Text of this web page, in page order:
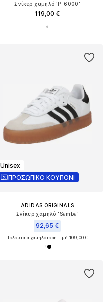
Σνίκερ χαμηλό 'P-6000'
119,00 €
Unisex
ΠΡΟΣΩΠΙΚΟ ΚΟΥΠΟΝΙ
ADIDAS ORIGINALS
Σνίκερ χαμηλό 'Samba'
92,65 €
Τελευταία χαμηλότερη τιμή:109,00 €